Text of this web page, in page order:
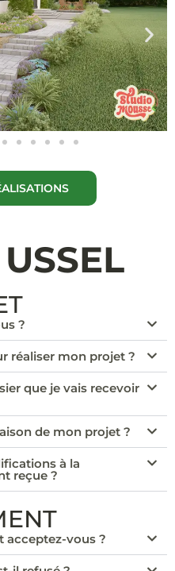
?
réaliser mon projet ?
que je vais recevoir
de mon projet ?
à la
reçue ?
acceptez-vous ?